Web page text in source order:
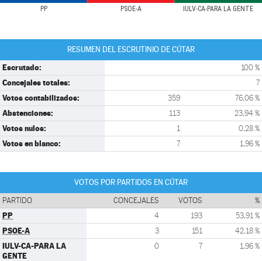
PP PSOE-A IULV-CA-PARA LA GENTE
RESUMEN DEL ESCRUTINIO DE CÚTAR
Escrutado: 100 %
Concejales totales: 7
Votos contabilizados: 359 76,06 %
Abstenciones: 113 23,94 %
Votos nulos: 1 0,28 %
Votos en blanco: 7 1,96 %
VOTOS POR PARTIDOS EN CÚTAR
PARTIDO CONCEJALES VOTOS %
PP 4 193 53,91 %
PSOE-A 3 151 42,18 %
IULV-CA-PARA LA
GENTE
0 7 1,96 %